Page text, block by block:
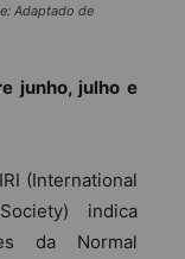
Adaptado de
junho, julho e
(International
indica
da Normal